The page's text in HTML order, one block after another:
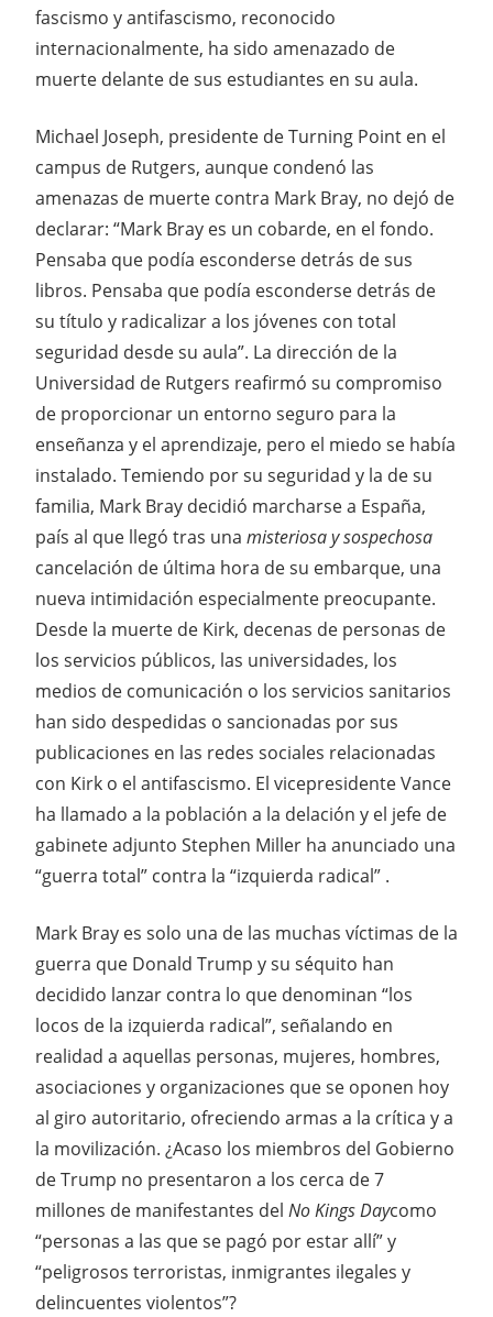
fascismo y antifascismo, reconocido
internacionalmente, ha sido amenazado de
muerte delante de sus estudiantes en su aula.
Michael Joseph, presidente de Turning Point en el
campus de Rutgers, aunque condenó las
amenazas de muerte contra Mark Bray, no dejó de
declarar: “Mark Bray es un cobarde, en el fondo.
Pensaba que podía esconderse detrás de sus
libros. Pensaba que podía esconderse detrás de
su título y radicalizar a los jóvenes con total
seguridad desde su aula”. La dirección de la
Universidad de Rutgers reafirmó su compromiso
de proporcionar un entorno seguro para la
enseñanza y el aprendizaje, pero el miedo se había
instalado. Temiendo por su seguridad y la de su
familia, Mark Bray decidió marcharse a España,
país al que llegó tras una misteriosa y sospechosa
cancelación de última hora de su embarque, una
nueva intimidación especialmente preocupante.
Desde la muerte de Kirk, decenas de personas de
los servicios públicos, las universidades, los
medios de comunicación o los servicios sanitarios
han sido despedidas o sancionadas por sus
publicaciones en las redes sociales relacionadas
con Kirk o el antifascismo. El vicepresidente Vance
ha llamado a la población a la delación y el jefe de
gabinete adjunto Stephen Miller ha anunciado una
“guerra total” contra la “izquierda radical” .
Mark Bray es solo una de las muchas víctimas de la
guerra que Donald Trump y su séquito han
decidido lanzar contra lo que denominan “los
locos de la izquierda radical”, señalando en
realidad a aquellas personas, mujeres, hombres,
asociaciones y organizaciones que se oponen hoy
al giro autoritario, ofreciendo armas a la crítica y a
la movilización. ¿Acaso los miembros del Gobierno
de Trump no presentaron a los cerca de 7
millones de manifestantes del No Kings Daycomo
“personas a las que se pagó por estar allí” y
“peligrosos terroristas, inmigrantes ilegales y
delincuentes violentos”?